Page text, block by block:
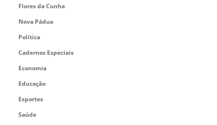
Flores da Cunha
Nova Pádua
Política
Cadernos Especiais
Economia
Educação
Esportes
Saúde